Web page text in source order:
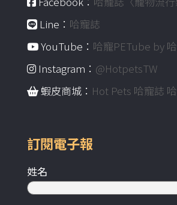
Line： 哈寵誌
YouTube： 哈寵PETube by
Instagram： @HotpetsTW
蝦皮商城： Hot Pets 哈寵誌
訂閱電子報
姓名